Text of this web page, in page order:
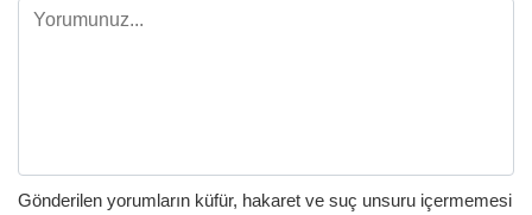
Gönderilen yorumların küfür, hakaret ve suç unsuru içermemesi